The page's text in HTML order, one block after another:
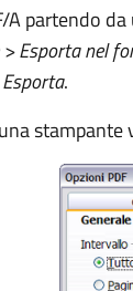
partendo
Esporta nel
Esporta.
stampante